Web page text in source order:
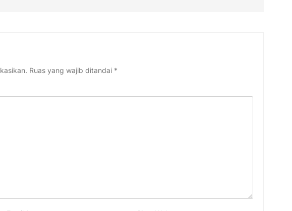
Ruas yang wajib ditandai *